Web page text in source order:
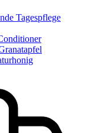
Tagespflege